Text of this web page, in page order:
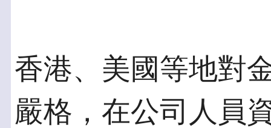
香港、美國等地對
嚴格，在公司人員